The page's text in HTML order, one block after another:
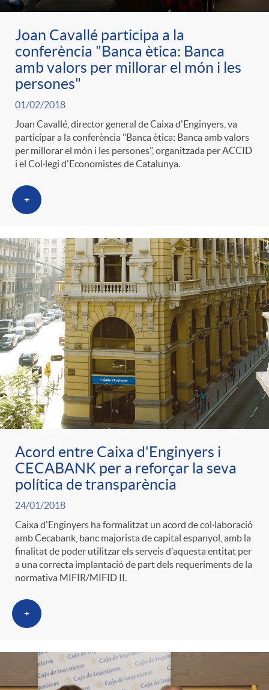
g
o
r
i
a
s
Joan Cavallé participa a la
conferència "Banca ètica: Banca
amb valors per millorar el món i les
persones"
01/02/2018
Joan Cavallé, director general de Caixa d'Enginyers, va
participar a la conferència "Banca ètica: Banca amb valors
per millorar el món i les persones", organitzada per ACCID
i el Col·legi d'Economistes de Catalunya.
+
Acord entre Caixa d'Enginyers i
CECABANK per a reforçar la seva
política de transparència
24/01/2018
Caixa d'Enginyers ha formalitzat un acord de col·laboració
amb Cecabank, banc majorista de capital espanyol, amb la
finalitat de poder utilitzar els serveis d'aquesta entitat per
a una correcta implantació de part dels requeriments de la
normativa MIFIR/MIFID II.
+